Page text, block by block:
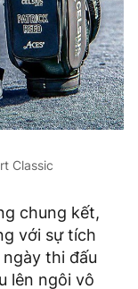
Classic
chung kết,
với sự tích
thi đấu
lên ngôi vô